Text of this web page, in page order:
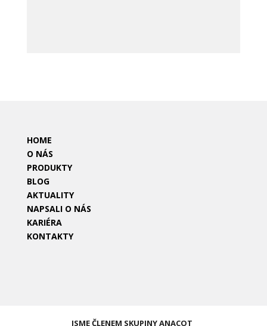
HOME
O NÁS
PRODUKTY
BLOG
AKTUALITY
NAPSALI O NÁS
KARIÉRA
KONTAKTY
JSME ČLENEM SKUPINY ANACOT